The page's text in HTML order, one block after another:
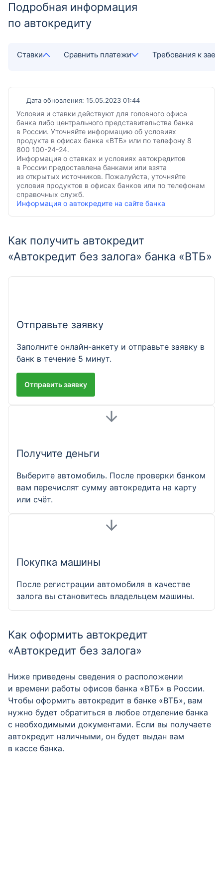
Подробная информация
по автокредиту
Ставки Сравнить платежи Требования к
Дата обновления: 15.05.2023 01:44
Условия и ставки действуют для головного офиса
банка либо центрального представительства банка
в России. Уточняйте информацию об условиях
продукта в офисах банка «ВТБ» или по телефону 8
800 100-24-24.
Информация о ставках и условиях автокредитов
в России предоставлена банками или взята
из открытых источников. Пожалуйста, уточняйте
условия продуктов в офисах банков или по телефонам
справочных служб.
Информация о автокредите на сайте банка
Как получить автокредит
«Автокредит без залога» банка «ВТБ»
Отправьте заявку
Заполните онлайн-анкету и отправьте заявку в
банк в течение 5 минут.
Отправить заявку
Получите деньги
Выберите автомобиль. После проверки банком
вам перечислят сумму автокредита на карту
или счёт.
Покупка машины
После регистрации автомобиля в качестве
залога вы становитесь владельцем машины.
Как оформить автокредит
«Автокредит без залога»
Ниже приведены сведения о расположении
и времени работы офисов банка «ВТБ» в России.
Чтобы оформить автокредит в банке «ВТБ», вам
нужно будет обратиться в любое отделение банка
с необходимыми документами. Если вы получаете
автокредит наличными, он будет выдан вам
в кассе банка.